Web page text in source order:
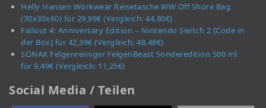
Helly Hansen Workwear Reisetasche WW Off Shore Bag
(30x30x60) für 29,99€ (Vergleich: 44,80€)
Fallout 4: Anniversary Edition – Nintendo Switch 2 [Code in
der Box] für 42,39€ (Vergleich: 48,48€)
SONAX Felgenreiniger FelgenBeast Sonderedition 500 ml
für 9,49€ (Vergleich: 11,25€)
Social Media / Teilen